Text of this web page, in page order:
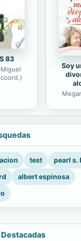
83
Soy
test
pearl s.
albert espinosa